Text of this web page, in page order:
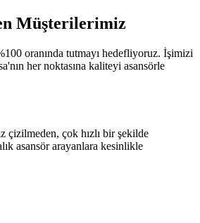
Müşterilerimiz
oranında tutmayı hedefliyoruz. İşimizi
her noktasına kaliteyi asansörle
çizilmeden, çok hızlı bir şekilde
asansör arayanlara kesinlikle